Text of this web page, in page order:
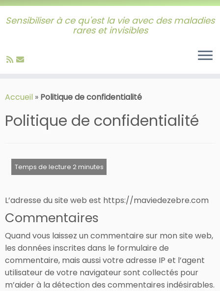
to
Sensibiliser à ce qu'est la vie avec des maladies
rares et invisibles
Accueil » Politique de confidentialité
Politique de confidentialité
L’adresse du site web est https://maviedezebre.com
Commentaires
Quand vous laissez un commentaire sur mon site web,
les données inscrites dans le formulaire de
commentaire, mais aussi votre adresse IP et l’agent
utilisateur de votre navigateur sont collectés pour
m’aider à la détection des commentaires indésirables.